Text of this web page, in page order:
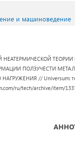
и машиноведение
НЕАТЕРМИЧЕСКОЙ
ПОЛЗУЧЕСТИ
// Universum:
ru/tech/archive/item/